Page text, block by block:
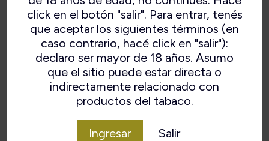
click en el botón "salir". Para entrar, tenés
que aceptar los siguientes términos (en
caso contrario, hacé click en "salir"):
declaro ser mayor de 18 años. Asumo
que el sitio puede estar directa o
indirectamente relacionado con
productos del tabaco.
Ingresar Salir